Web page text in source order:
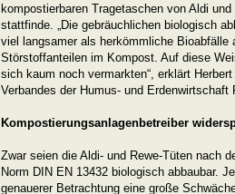
kompostierbaren Tragetaschen von Aldi
stattfinde. „Die gebräuchlichen biologisch
viel langsamer als herkömmliche Bioabfälle
Störstoffanteilen im Kompost. Auf diese
sich kaum noch vermarkten“, erklärt
Verbandes der Humus- und Erdenwirtschaft
Kompostierungsanlagenbetreiber
Zwar seien die Aldi- und Rewe-Tüten nach
Norm DIN EN 13432 biologisch abbaubar.
genauerer Betrachtung eine große